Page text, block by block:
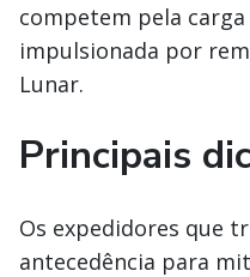
competem pela
impulsionada por
Lunar.
Principais
Os expedidores que
antecedência para